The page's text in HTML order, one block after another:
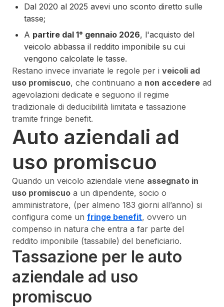
Dal 2020 al 2025 avevi uno sconto diretto sulle
tasse;
A partire dal 1° gennaio 2026, l'acquisto del
veicolo abbassa il reddito imponibile su cui
vengono calcolate le tasse.
Restano invece invariate le regole per i veicoli ad
uso promiscuo, che continuano a non accedere ad
agevolazioni dedicate e seguono il regime
tradizionale di deducibilità limitata e tassazione
tramite fringe benefit.
Auto aziendali ad
uso promiscuo
Quando un veicolo aziendale viene assegnato in
uso promiscuo a un dipendente, socio o
amministratore, (per almeno 183 giorni all’anno) si
configura come un fringe benefit, ovvero un
compenso in natura che entra a far parte del
reddito imponibile (tassabile) del beneficiario.
Tassazione per le auto
aziendale ad uso
promiscuo